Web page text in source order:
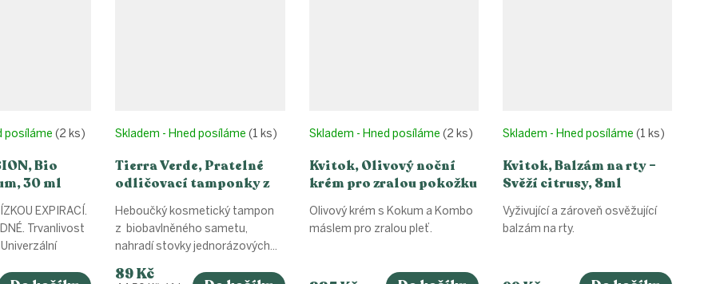
Bio
30 ml
posíláme (2 ks)
EXPIRACÍ.
Trvanlivost
Tierra Verde, Pratelné
odličovací tamponky z
2ks
Skladem - Hned posíláme(1 ks)
89 Kč
Heboučký kosmetický tampon
z biobavlněného sametu,
nahradí stovky jednorázových...
Kvitok, Olivový noční
krém pro zralou pokožku
Skladem - Hned posíláme (2 ks)
Olivový krém s Kokum a Kombo
máslem pro zralou pleť.
Kvitok, Balzám na rty –
Svěží citrusy, 8ml
Skladem - Hned posíláme (1 ks)
Vyživující a zároveň osvěžující
balzám na rty.